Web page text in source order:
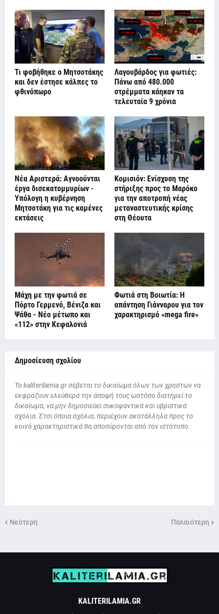
Τι φοβήθηκε ο Μητσοτάκης
και δεν έστησε κάλπες το
φθινόπωρο
Λαγουβάρδος για φωτιές:
Πάνω από 480.000
στρέμματα κάηκαν τα
τελευταία 9 χρόνια
Νέα Αριστερά: Αγνοούνται
έργα δισεκατομμυρίων -
Υπόλογη η κυβέρνηση
Μητσοτάκη για τις καμένες
εκτάσεις
Κομισιόν: Ενίσχυση της
στήριξης προς το Μαρόκο
για την αποτροπή νέας
μεταναστευτικής κρίσης
στη Θέουτα
Μάχη με την φωτιά σε
Πόρτο Γερμενό, Βένιζα και
Ψάθα - Νέο μέτωπο και
«112» στην Κεφαλονιά
Φωτιά στη Βοιωτία: Η
απάντηση Γιάνναρου για τον
χαρακτηρισμό «mega fire»
Δημοσίευση σχολίου
To kaliterilamia.gr σέβεται το δικαίωμα όλων των χρηστών να
εκφράζουν ελεύθερα την άποψή τους ωστόσο διατηρεί το
δικαίωμα, να μην δημοσιεύει συκοφαντικά και υβριστικά
σχόλια. Έτσι όποια σχόλια, περιέχουν ακατάλληλα προς το
κοινό χαρακτηριστικά θα αποσύρονται από τον ιστότοπο.
Νεότερη Παλαιότερη
KALITERILAMIA.GR